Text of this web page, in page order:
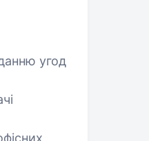
угод